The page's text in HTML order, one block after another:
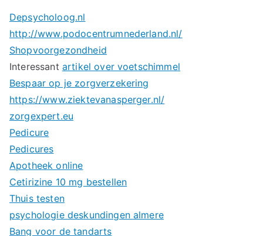
Depsycholoog.nl
http://www.podocentrumnederland.nl/
Shopvoorgezondheid
Interessant artikel over voetschimmel
Bespaar op je zorgverzekering
https://www.ziektevanasperger.nl/
zorgexpert.eu
Pedicure
Pedicures
Apotheek online
Cetirizine 10 mg bestellen
Thuis testen
psychologie deskundingen almere
Bang voor de tandarts